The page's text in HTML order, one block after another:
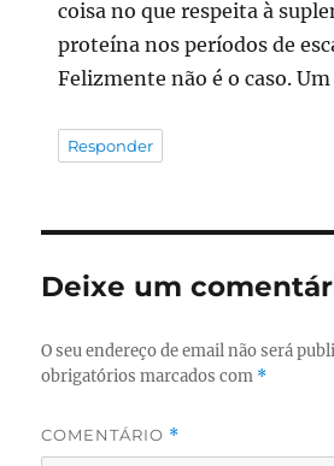
coisa no que respeita à
proteína nos períodos de
Felizmente não é o caso.
Responder
Deixe um
O seu endereço de email não será
obrigatórios marcados com *
COMENTÁRIO *